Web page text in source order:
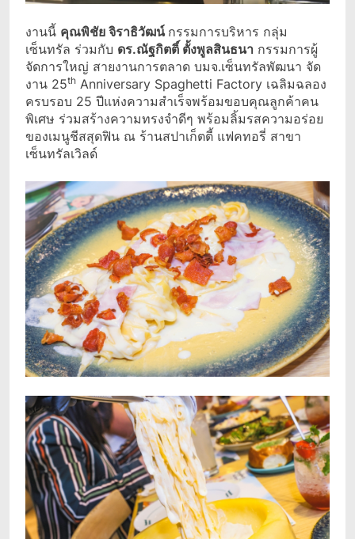
งานนี้ คุณพิชัย จิราธิวัฒน์ กรรมการบริหาร กลุ่ม
เซ็นทรัล ร่วมกับ ดร.ณัฐกิตติ์ ตั้งพูลสินธนา กรรมการผู้
จัดการใหญ่ สายงานการตลาด บมจ.เซ็นทรัลพัฒนา จัด
งาน 25th Anniversary Spaghetti Factory เฉลิมฉลอง
ครบรอบ 25 ปีแห่งความสำเร็จพร้อมขอบคุณลูกค้าคน
พิเศษ ร่วมสร้างความทรงจำดีๆ พร้อมลิ้มรสความอร่อย
ของเมนูชีสสุดฟิน ณ ร้านสปาเก็ตตี้ แฟคทอรี่ สาขา
เซ็นทรัลเวิลด์